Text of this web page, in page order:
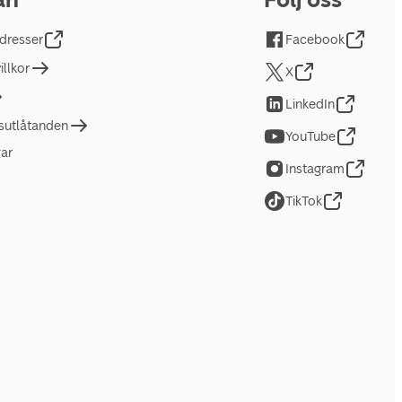
Facebook
X
LinkedIn
YouTube
Instagram
TikTok